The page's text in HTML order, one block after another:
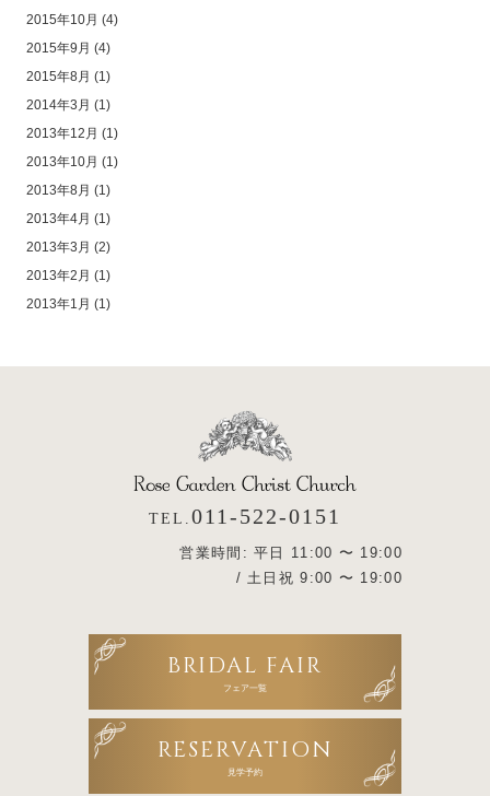
2015年10月 (4)
2015年9月 (4)
2015年8月 (1)
2014年3月 (1)
2013年12月 (1)
2013年10月 (1)
2013年8月 (1)
2013年4月 (1)
2013年3月 (2)
2013年2月 (1)
2013年1月 (1)
TEL. 011-522-0151
営業時間: 平日 11:00 〜 19:00
/ 土日祝 9:00 〜 19:00
BRIDAL FAIR
フェア一覧
RESERVATION
見学予約